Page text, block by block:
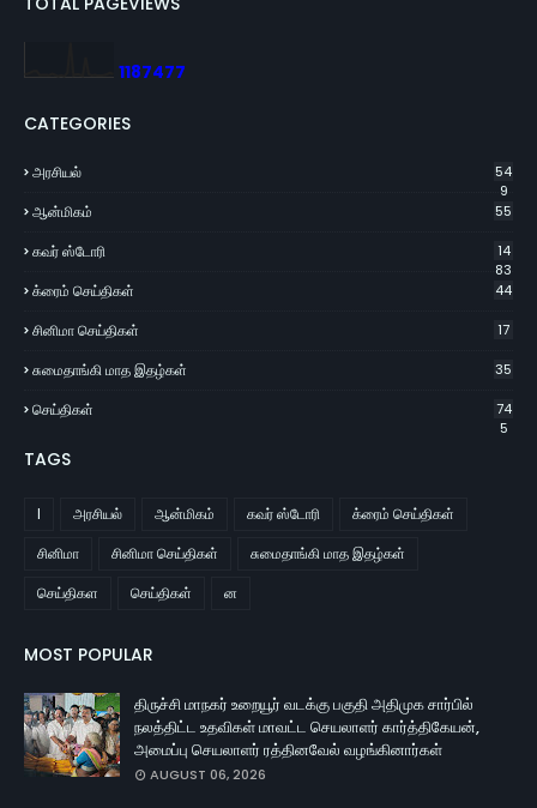
1187477
CATEGORIES
அரசியல்
54
9
ஆன்மிகம் 55
கவர் ஸ்டோரி
14
83
க்ரைம் செய்திகள் 44
சினிமா செய்திகள் 17
சுமைதாங்கி மாத இதழ்கள் 35
செய்திகள்
74
5
TAGS
l அரசியல் ஆன்மிகம் கவர் ஸ்டோரி
க்ரைம் செய்திகள்
சினிமா
சினிமா செய்திகள்
சுமைதாங்கி மாத இதழ்கள்
செய்திகள
செய்திகள் ன
MOST POPULAR
திருச்சி மாநகர் உறையூர் வடக்கு பகுதி அதிமுக சார்பில்
நலத்திட்ட உதவிகள் மாவட்ட செயலாளர் கார்த்திகேயன்,
அமைப்பு செயலாளர் ரத்தினவேல் வழங்கினார்கள்
AUGUST 06, 2026